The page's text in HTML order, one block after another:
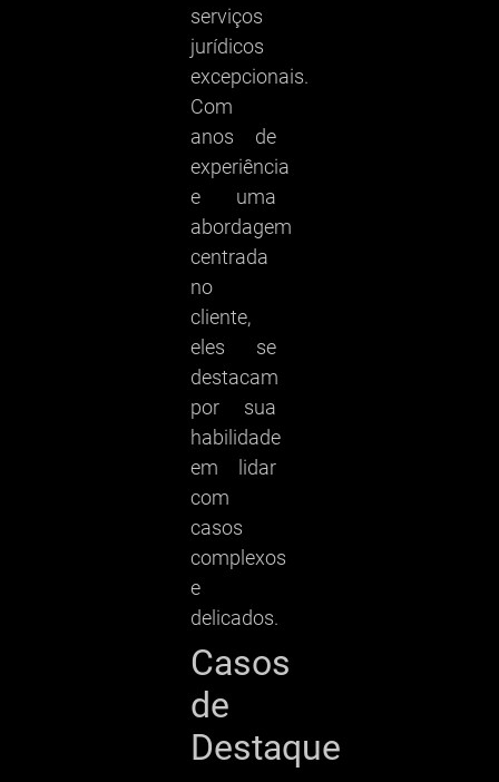
serviços
jurídicos
excepcionais.
Com
anos de
experiência
e uma
abordagem
centrada
no
cliente,
eles se
destacam
por sua
habilidade
em lidar
com
casos
complexos
e
delicados.
Casos
de
Destaque